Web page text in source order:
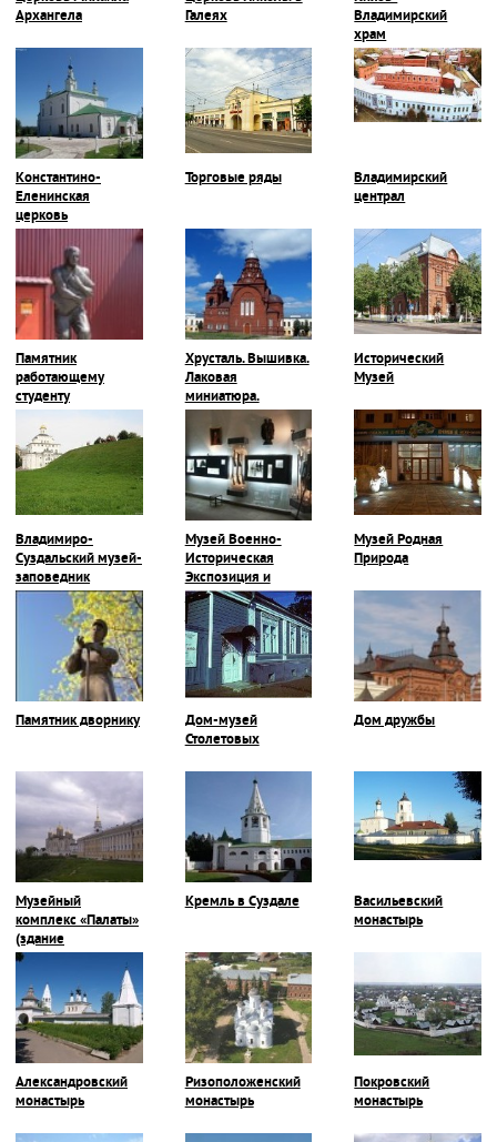
Архангела
Галеях
Владимирский
храм
Константино-
Еленинская
церковь
Торговые ряды
Владимирский
централ
Памятник
работающему
студенту
Хрусталь. Вышивка.
Лаковая
миниатюра.
Исторический
Музей
Владимиро-
Суздальский музей-
заповедник
Музей Военно-
Историческая
Экспозиция и
Галерея Героев-
Владимирцев
Музей Родная
Природа
Памятник дворнику
Дом-музей
Столетовых
Дом дружбы
Музейный
комплекс «Палаты»
(здание
Присутственных
Кремль в Суздале
Васильевский
монастырь
Александровский
монастырь
Ризоположенский
монастырь
Покровский
монастырь